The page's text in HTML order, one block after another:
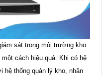
sát trong môi trường kho
cách hiệu quả. Khi có hệ
hệ thống quản lý kho, nhân